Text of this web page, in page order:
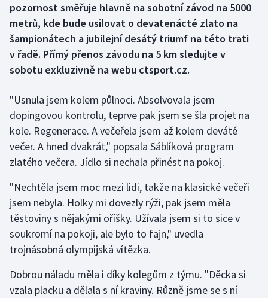
Futsal
Golf
Házená
Jezdectví
Krasobruslení
Lezení
Lyže a snowboard
Moderní pětiboj
pozornost směřuje hlavně na sobotní závod na 5000
metrů, kde bude usilovat o devatenácté zlato na
šampionátech a jubilejní desátý triumf na této trati
v řadě. Přímý přenos závodu na 5 km sledujte v
sobotu exkluzivně na webu ctsport.cz.
"Usnula jsem kolem půlnoci. Absolvovala jsem
dopingovou kontrolu, teprve pak jsem se šla projet na
kole. Regenerace. A večeřela jsem až kolem deváté
večer. A hned dvakrát," popsala Sáblíková program
zlatého večera. Jídlo si nechala přinést na pokoj.
"Nechtěla jsem moc mezi lidi, takže na klasické večeři
jsem nebyla. Holky mi dovezly rýži, pak jsem měla
těstoviny s nějakými oříšky. Užívala jsem si to sice v
soukromí na pokoji, ale bylo to fajn," uvedla
trojnásobná olympijská vítězka.
Dobrou náladu měla i díky kolegům z týmu. "Děcka si
vzala placku a dělala s ní kraviny. Různě jsme se s ní